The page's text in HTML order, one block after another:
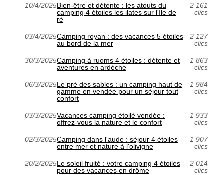
10/4/2025Bien-être et détente : les atouts du
camping 4 étoiles les ilates sur l'Île de
ré
2 161
clics
03/4/2025Camping royan : des vacances 5 étoiles
au bord de la mer
2 127
clics
30/3/2025Camping à ruoms 4 étoiles : détente et
aventures en ardèche
1 863
clics
06/3/2025Le pré des sables : un camping haut de
gamme en vendée pour un séjour tout
confort
1 984
clics
03/3/2025Vacances camping étoilé vendée :
offrez-vous la nature et le confort
1 933
clics
02/3/2025Camping dans l'aude : séjour 4 étoiles
entre mer et nature à l'olivigne
1 907
clics
20/2/2025Le soleil fruité : votre camping 4 étoiles
pour des vacances en drôme
2 014
clics